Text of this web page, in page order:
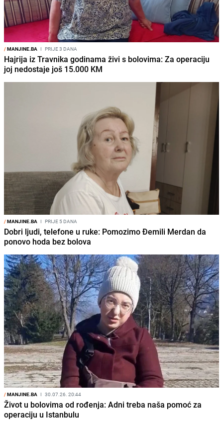
/MANJINE.BA I PRIJE 3 DANA
Hajrija iz Travnika godinama živi s bolovima: Za operaciju
joj nedostaje još 15.000 KM
/MANJINE.BA I PRIJE 5 DANA
Dobri ljudi, telefone u ruke: Pomozimo Đemili Merdan da
ponovo hoda bez bolova
/MANJINE.BA I 30.07.26. 20:44
Život u bolovima od rođenja: Adni treba naša pomoć za
operaciju u Istanbulu